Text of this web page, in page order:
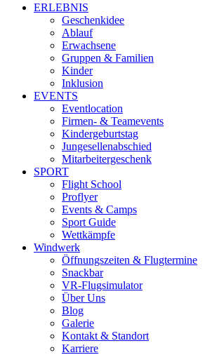
ERLEBNIS
Geschenkidee
Ablauf
Erwachsene
Gruppen & Familien
Kinder
Inklusion
EVENTS
Eventlocation
Firmen- & Teamevents
Kindergeburtstag
Jungesellenabschied
Mitarbeitergeschenk
SPORT
Flight School
Proflyer
Events & Camps
Sport Guide
Wettkämpfe
Windwerk
Öffnungszeiten & Flugtermine
Snackbar
VR-Flugsimulator
Über Uns
Blog
Galerie
Kontakt & Standort
Karriere